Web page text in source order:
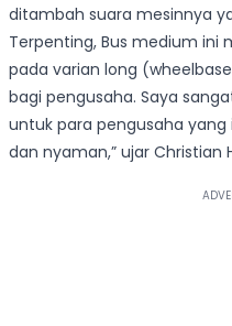
ditambah suara mesinnya
Terpenting, Bus medium ini
pada varian long
bagi pengusaha. Saya
untuk para pengusaha
dan nyaman,” ujar Christian